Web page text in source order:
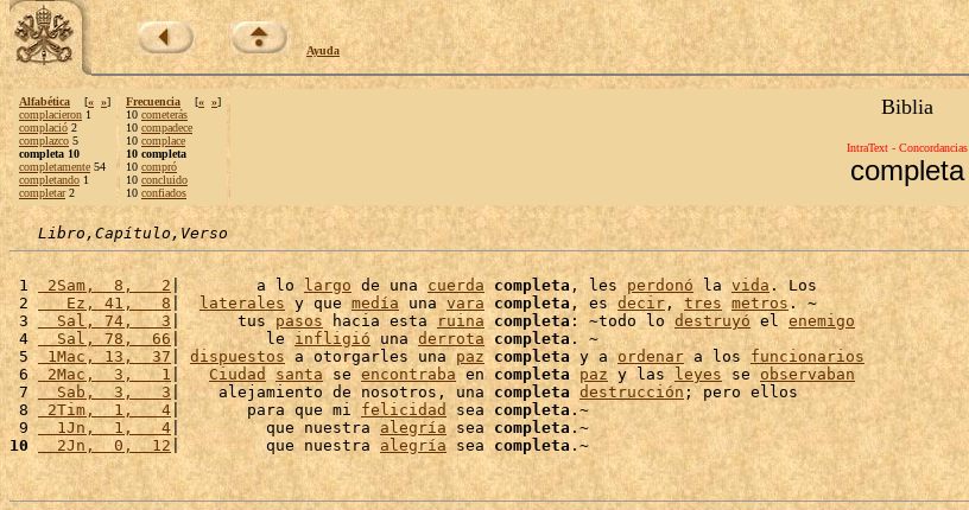
Ayuda
Alfabética [« »]
complacieron 1
complació 2
complazco 5
completa 10
completamente 54
completando 1
completar2
Frecuencia [« »]
10 cometerás
10 compadece
10 complace
10 completa
10 compró
10 concluido
10 confiados
Biblia
IntraText - Concordancias
completa
Libro,Capítulo,Verso
1 2Sam,  8,   2 |        a lo largo de una cuerda completa , les perdonó la vida . Los
2
   Ez, 41,   8
| laterales y que medía una vara completa , es decir, tres metros . ~
3
  Sal, 74,   3
|      tus pasos hacia esta ruina completa: ~todo lo destruyó el enemigo
4
  Sal, 78,  66
|         le infligió una derrota completa. ~
5
1Mac, 13,  37 | dispuestos a otorgarles una paz completa y a ordenar a los funcionarios
6
2Mac,  3,   1 | Ciudad santa se encontraba en completa paz y las leyes se observaban
7
  Sab,  3,   3
|    alejamiento de nosotros, una completa destrucción; pero ellos
8
2Tim,  1,   4 |       para que mi felicidad sea completa .~
9
  1Jn,  1,   4
|         que nuestra alegría sea completa
10
  2Jn,  0,  12
|         que nuestra alegría sea completa